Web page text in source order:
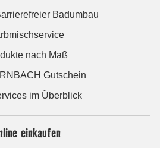
Badumbau
nach Maß
Gutschein
im Überblick
einkaufen